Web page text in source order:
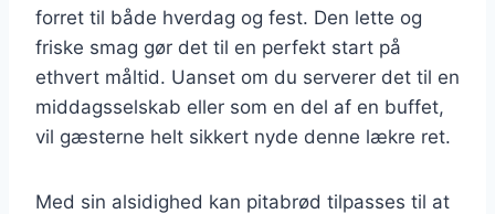
forret til både hverdag og fest. Den lette og
friske smag gør det til en perfekt start på
ethvert måltid. Uanset om du serverer det til en
middagsselskab eller som en del af en buffet,
vil gæsterne helt sikkert nyde denne lækre ret.
Med sin alsidighed kan pitabrød tilpasses til at